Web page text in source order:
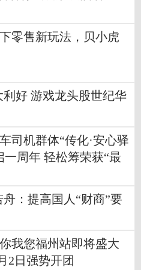
零售新玩法，贝小虎
好 游戏龙头股世纪华
司机群体“传化·安心驿
一周年 轻松筹荣获“最
：提高国人“财商”要
我您福州站即将盛大
2日强势开团